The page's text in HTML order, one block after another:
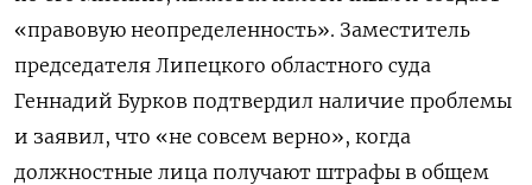
«правовую неопределенность». Заместитель
председателя Липецкого областного суда
Геннадий Бурков подтвердил наличие проблемы
и заявил, что «не совсем верно», когда
должностные лица получают штрафы в общем